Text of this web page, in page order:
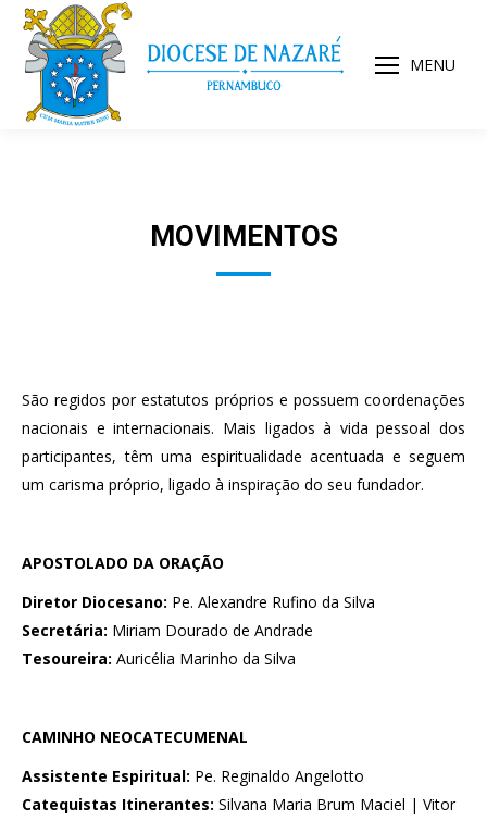
MENU
MOVIMENTOS
São regidos por estatutos próprios e possuem coordenações
nacionais e internacionais. Mais ligados à vida pessoal dos
participantes, têm uma espiritualidade acentuada e seguem
um carisma próprio, ligado à inspiração do seu fundador.
APOSTOLADO DA ORAÇÃO
Diretor Diocesano: Pe. Alexandre Rufino da Silva
Secretária: Miriam Dourado de Andrade
Tesoureira: Auricélia Marinho da Silva
CAMINHO NEOCATECUMENAL
Assistente Espiritual: Pe. Reginaldo Angelotto
Catequistas Itinerantes: Silvana Maria Brum Maciel | Vitor